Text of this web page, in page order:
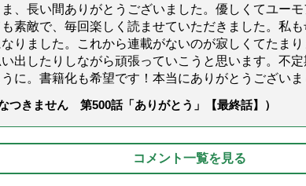
、長い間ありがとうございました。優しくてユー
素敵で、毎回楽しく読ませていただきました。私
りました。これから連載がないのが寂しくてたま
出したりしながら頑張っていこうと思います。不
に。書籍化も希望です！本当にありがとうございま
つきません 第500話「ありがとう」【最終話】）
コメント一覧を見る